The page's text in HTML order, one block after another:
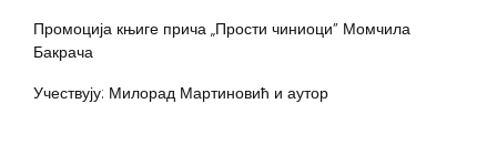
Промоција књиге прича „Прости чиниоци” Момчила
Бакрача
Учествују: Милорад Мартиновић и аутор